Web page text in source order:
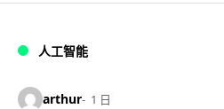
人工智能
arthur 1 日